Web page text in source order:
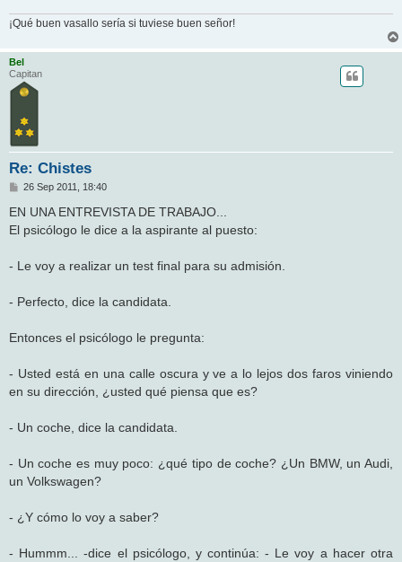
¡Qué buen vasallo sería si tuviese buen señor!
Bel
Capitan
Re: Chistes
M
n
a
26 Sep 2011, 18:40
EN UNA ENTREVISTA DE TRABAJO...
El psicólogo le dice a la aspirante al puesto:
- Le voy a realizar un test final para su admisión.
- Perfecto, dice la candidata.
Entonces el psicólogo le pregunta:
- Usted está en una calle oscura y ve a lo lejos dos faros viniendo
en su dirección, ¿usted qué piensa que es?
- Un coche, dice la candidata.
- Un coche es muy poco: ¿qué tipo de coche? ¿Un BMW, un Audi,
un Volkswagen?
- ¿Y cómo lo voy a saber?
- Hummm... -dice el psicólogo, y continúa: - Le voy a hacer otra